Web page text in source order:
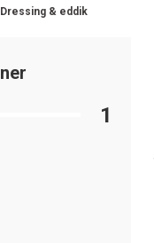
Dressing & eddik
1